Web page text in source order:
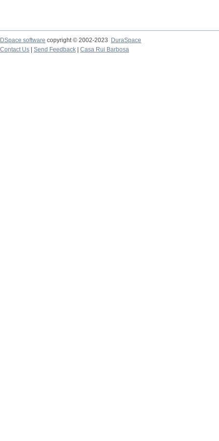
DSpace software copyright © 2002-2023
DuraSpace
Contact Us
Send Feedback Casa Rui Barbosa